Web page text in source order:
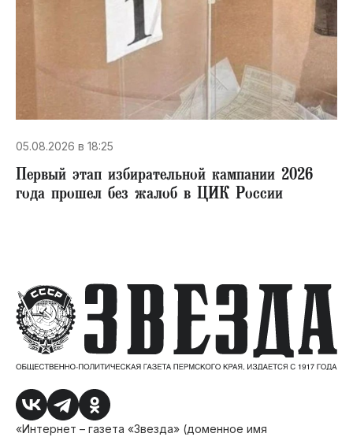
05.08.2026 в 18:25
Первый этап избирательной кампании 2026
года прошел без жалоб в ЦИК России
«Интернет – газета «Звезда» (доменное имя